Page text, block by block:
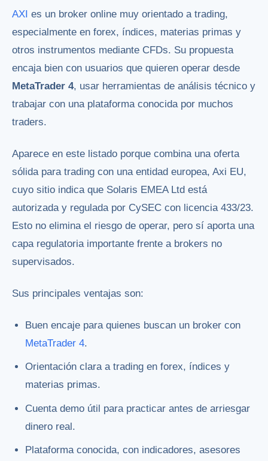
AXI es un broker online muy orientado a trading,
especialmente en forex, índices, materias primas y
otros instrumentos mediante CFDs. Su propuesta
encaja bien con usuarios que quieren operar desde
MetaTrader 4, usar herramientas de análisis técnico y
trabajar con una plataforma conocida por muchos
traders.
Aparece en este listado porque combina una oferta
sólida para trading con una entidad europea, Axi EU,
cuyo sitio indica que Solaris EMEA Ltd está
autorizada y regulada por CySEC con licencia 433/23.
Esto no elimina el riesgo de operar, pero sí aporta una
capa regulatoria importante frente a brokers no
supervisados.
Sus principales ventajas son:
Buen encaje para quienes buscan un broker con
MetaTrader 4.
Orientación clara a trading en forex, índices y
materias primas.
Cuenta demo útil para practicar antes de arriesgar
dinero real.
Plataforma conocida, con indicadores, asesores